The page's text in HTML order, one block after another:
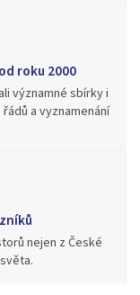
roku 2000
významné sbírky i
a vyznamenání
nejen z České